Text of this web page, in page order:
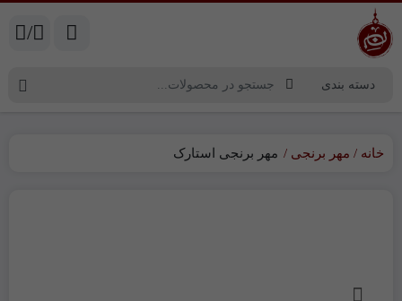
/
خانه مهر برنجی مهر برنجی استارک